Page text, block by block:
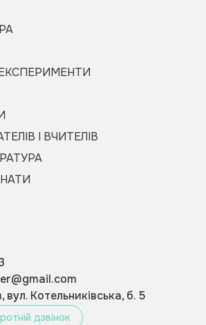
ЕКСПЕРИМЕНТИ
І ВЧИТЕЛІВ
вул. Котельниківська, б. 5
дзвінок